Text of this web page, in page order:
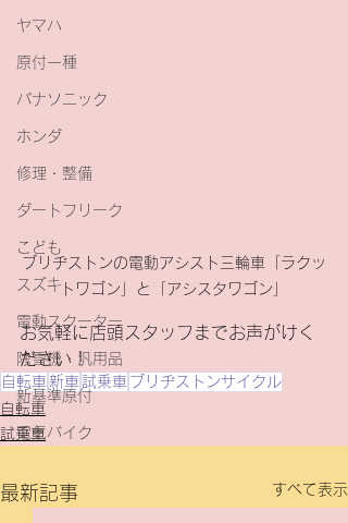
ヤマハ
原付一種
パナソニック
ホンダ
修理・整備
ダートフリーク
こども
スズキ
電動スクーター
除雪機・汎用品
新基準原付
電気バイク
ブリヂストンの電動アシスト三輪車「ラクッ
トワゴン」と「アシスタワゴン」
お気軽に店頭スタッフまでお声がけく
ださい！
自転車 新車 試乗車 ブリヂストンサイクル
自転車
試乗車
最新記事 すべて表示